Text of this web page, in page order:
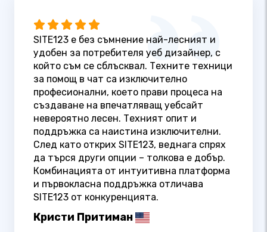
SITE123 е без съмнение най-лесният и
удобен за потребителя уеб дизайнер, с
който съм се сблъсквал. Техните техници
за помощ в чат са изключително
професионални, което прави процеса на
създаване на впечатляващ уебсайт
невероятно лесен. Техният опит и
поддръжка са наистина изключителни.
След като открих SITE123, веднага спрях
да търся други опции – толкова е добър.
Комбинацията от интуитивна платформа
и първокласна поддръжка отличава
SITE123 от конкуренцията.
Кристи Притиман